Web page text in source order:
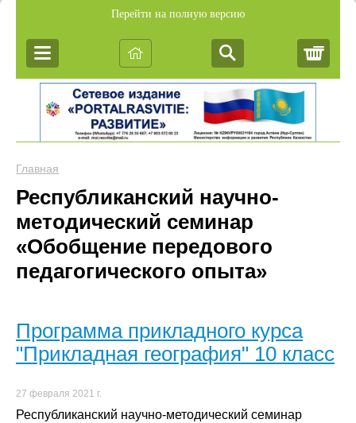
Перейти на полную версию
Главная
Республиканский научно-
методический семинар
«Обобщение передового
педагогического опыта»
Программа прикладного курса
"Прикладная география" 10 класс
27 февраля 2021 г.
Республиканский научно-методический семинар